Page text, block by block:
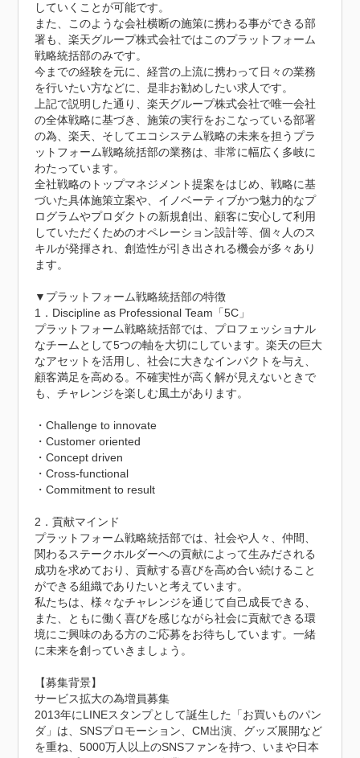
していくことが可能です。
また、このような会社横断の施策に携わる事ができる部
署も、楽天グループ株式会社ではこのプラットフォーム
戦略統括部のみです。
今までの経験を元に、経営の上流に携わって日々の業務
を行いたい方などに、是非お勧めしたい求人です。
上記で説明した通り、楽天グループ株式会社で唯一会社
の全体戦略に基づき、施策の実行をおこなっている部署
の為、楽天、そしてエコシステム戦略の未来を担うプラ
ットフォーム戦略統括部の業務は、非常に幅広く多岐に
わたっています。
全社戦略のトップマネジメント提案をはじめ、戦略に基
づいた具体施策立案や、イノベーティブかつ魅力的なプ
ログラムやプロダクトの新規創出、顧客に安心して利用
していただくためのオペレーション設計等、個々人のス
キルが発揮され、創造性が引き出される機会が多々あり
ます。
▼プラットフォーム戦略統括部の特徴
1．Discipline as Professional Team「5C」
プラットフォーム戦略統括部では、プロフェッショナル
なチームとして5つの軸を大切にしています。楽天の巨大
なアセットを活用し、社会に大きなインパクトを与え、
顧客満足を高める。不確実性が高く解が見えないときで
も、チャレンジを楽しむ風土があります。
・Challenge to innovate
・Customer oriented
・Concept driven
・Cross-functional
・Commitment to result
2．貢献マインド
プラットフォーム戦略統括部では、社会や人々、仲間、
関わるステークホルダーへの貢献によって生みだされる
成功を求めており、貢献する喜びを高め合い続けること
ができる組織でありたいと考えています。
私たちは、様々なチャレンジを通じて自己成長できる、
また、ともに働く喜びを感じながら社会に貢献できる環
境にご興味のある方のご応募をお待ちしています。一緒
に未来を創っていきましょう。
【募集背景】
サービス拡大の為増員募集
2013年にLINEスタンプとして誕生した「お買いものパン
ダ」は、SNSプロモーション、CM出演、グッズ展開など
を重ね、5000万人以上のSNSファンを持つ、いまや日本